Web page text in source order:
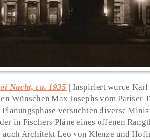
Nacht, ca. 1935
Inspiriert wurde Karl
Wünschen Max Josephs vom Pariser
Planungsphase versuchten diverse
in Fischers Pläne eines offenen
Architekt Leo von Klenze und